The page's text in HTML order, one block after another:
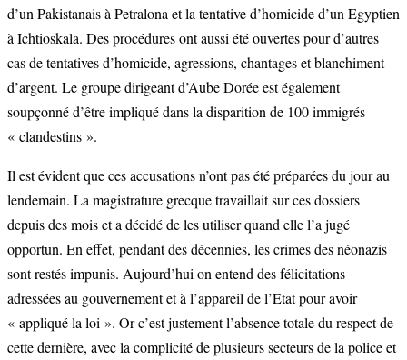
d’un Pakistanais à Petralona et la tentative d’homicide d’un Egyptien
à Ichtioskala. Des procédures ont aussi été ouvertes pour d’autres
cas de tentatives d’homicide, agressions, chantages et blanchiment
d’argent. Le groupe dirigeant d’Aube Dorée est également
soupçonné d’être impliqué dans la disparition de 100 immigrés
« clandestins ».
Il est évident que ces accusations n’ont pas été préparées du jour au
lendemain. La magistrature grecque travaillait sur ces dossiers
depuis des mois et a décidé de les utiliser quand elle l’a jugé
opportun. En effet, pendant des décennies, les crimes des néonazis
sont restés impunis. Aujourd’hui on entend des félicitations
adressées au gouvernement et à l’appareil de l’Etat pour avoir
« appliqué la loi ». Or c’est justement l’absence totale du respect de
cette dernière, avec la complicité de plusieurs secteurs de la police et